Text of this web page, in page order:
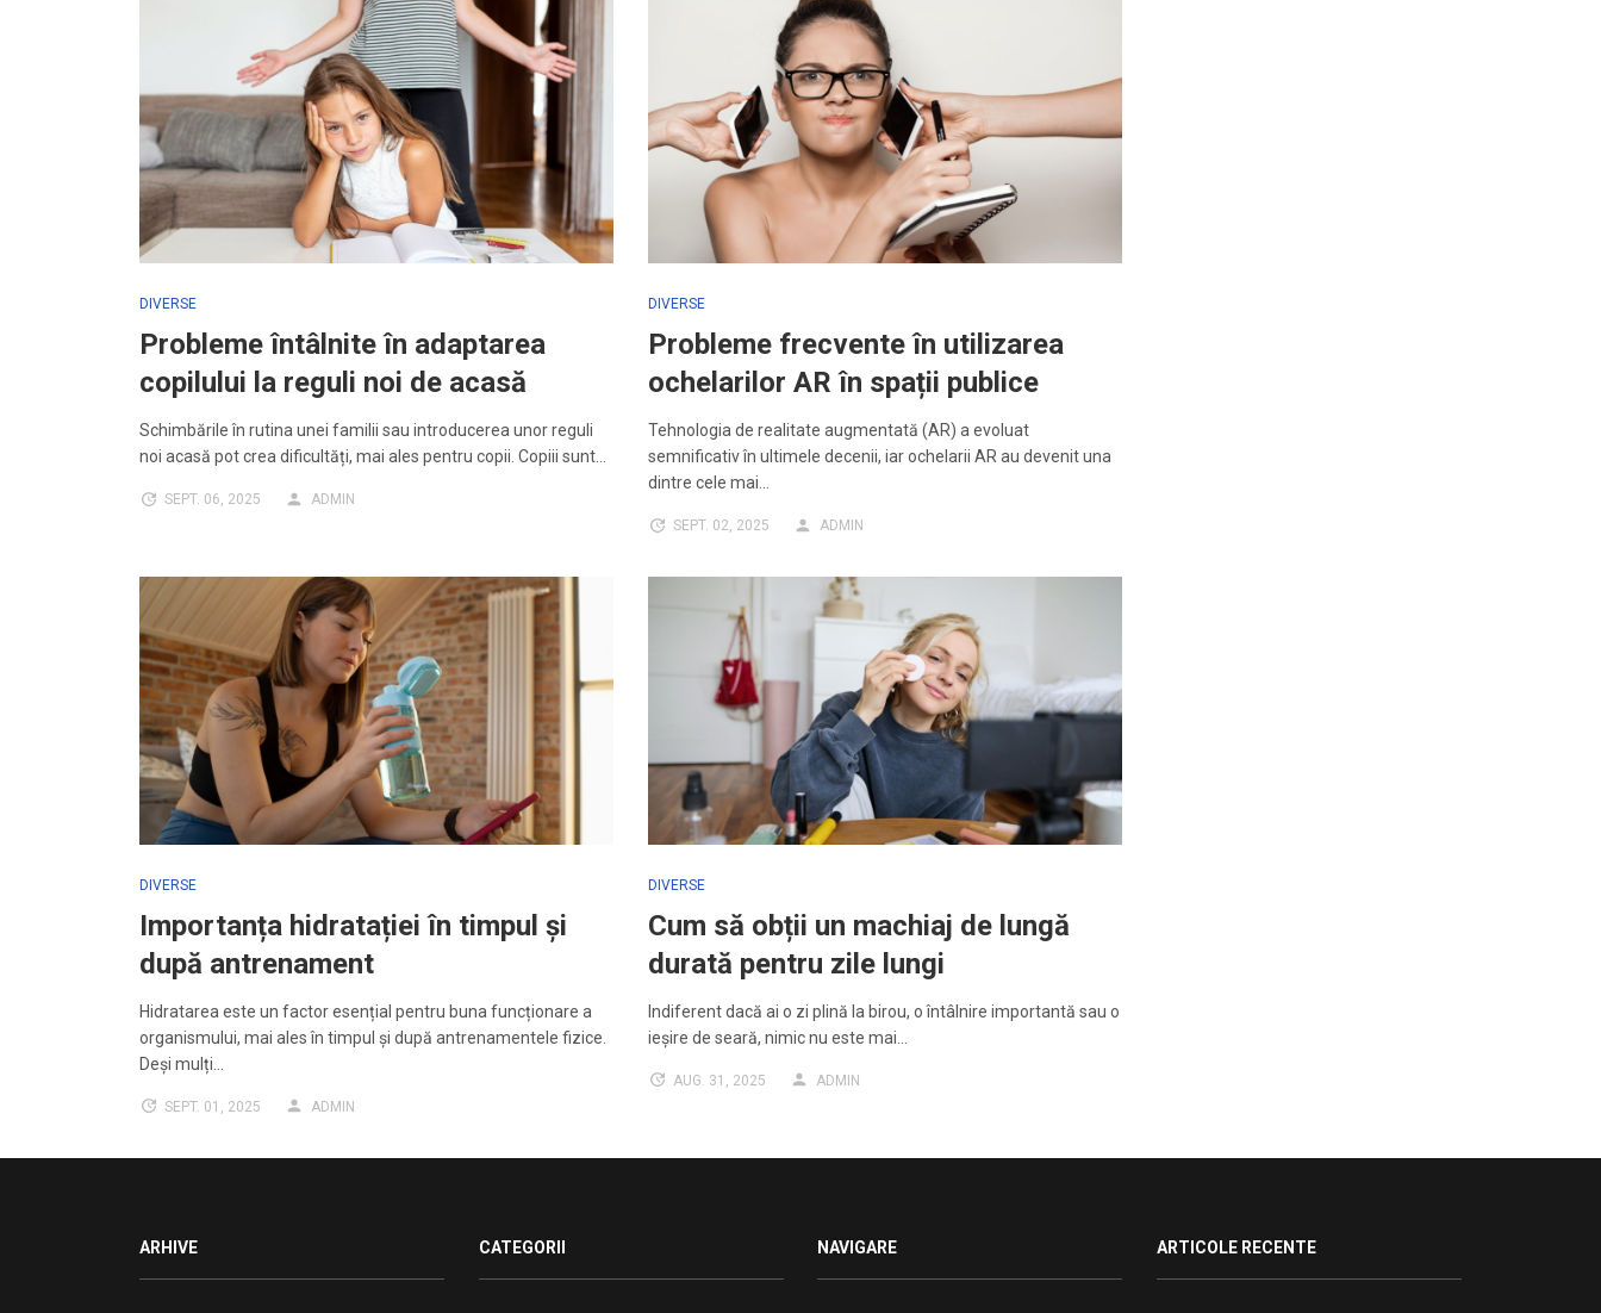
DIVERSE
Probleme întâlnite în adaptarea
copilului la reguli noi de acasă
Schimbările în rutina unei familii sau introducerea unor reguli
noi acasă pot crea dificultăți, mai ales pentru copii. Copiii sunt…
SEPT. 06, 2025 ADMIN
DIVERSE
Probleme frecvente în utilizarea
ochelarilor AR în spații publice
Tehnologia de realitate augmentată (AR) a evoluat
semnificativ în ultimele decenii, iar ochelarii AR au devenit una
dintre cele mai…
SEPT. 02, 2025 ADMIN
DIVERSE
Importanța hidratației în timpul și
după antrenament
Hidratarea este un factor esențial pentru buna funcționare a
organismului, mai ales în timpul și după antrenamentele fizice.
Deși mulți…
SEPT. 01, 2025 ADMIN
DIVERSE
Cum să obții un machiaj de lungă
durată pentru zile lungi
Indiferent dacă ai o zi plină la birou, o întâlnire importantă sau o
ieșire de seară, nimic nu este mai…
AUG. 31, 2025 ADMIN
ARHIVE CATEGORII NAVIGARE ARTICOLE RECENTE